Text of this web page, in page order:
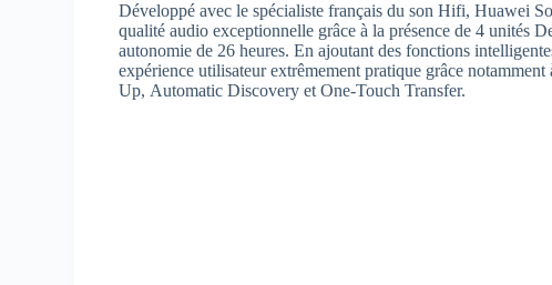
Développé avec le spécialiste français du son Hifi, Huawei
qualité audio exceptionnelle grâce à la présence de 4 unités
autonomie de 26 heures. En ajoutant des fonctions
expérience utilisateur extrêmement pratique grâce notamment
Up, Automatic Discovery et One-Touch Transfer.